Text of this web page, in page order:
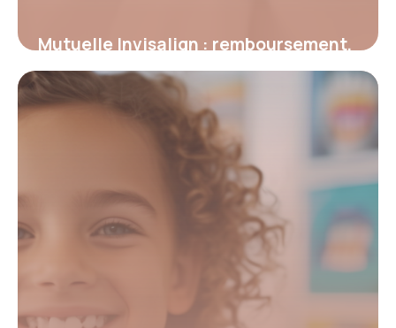
Mutuelle Invisalign : remboursement,
traitements et avantages essentiels
9 février 2026